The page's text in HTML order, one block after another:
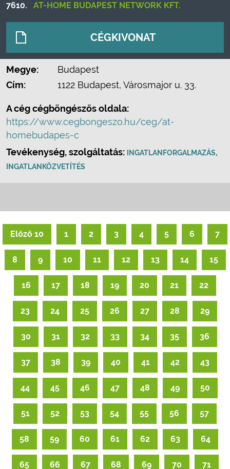
7610. AT-HOME BUDAPEST NETWORK KFT.
CÉGKIVONAT
Megye:
Budapest
Cím:
1122 Budapest, Városmajor u. 33.
A cég cégböngészős oldala:
https://www.cegbongeszo.hu/ceg/at-
homebudapes-c
Tevékenység, szolgáltatás:
INGATLANFORGALMAZÁS,
INGATLANKÖZVETÍTÉS
Előző 10 1 2 3 4 5 6 7
8 9 10 11 12 13 14 15
16 17 18 19 20 21 22
23 24 25 26 27 28 29
30 31 32 33 34 35 36
37 38 39 40 41 42 43
44 45 46 47 48 49 50
51 52 53 54 55 56 57
58 59 60 61 62 63 64
65 66 67 68 69 70 71